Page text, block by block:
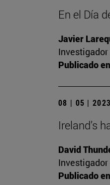
En el Día
Javier
Publicado
08 | 05 | 2023
Ireland’s
David
Publicado